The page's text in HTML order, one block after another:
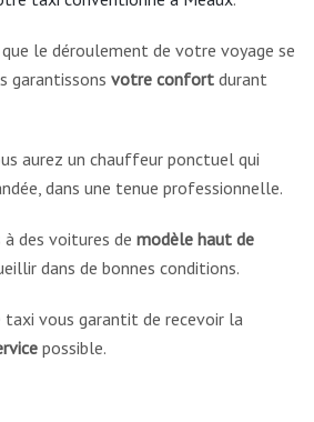
le déroulement de votre voyage se
garantissons votre confort durant
aurez un chauffeur ponctuel qui
dans une tenue professionnelle.
à des voitures de modèle haut de
dans de bonnes conditions.
taxi vous garantit de recevoir la
possible.